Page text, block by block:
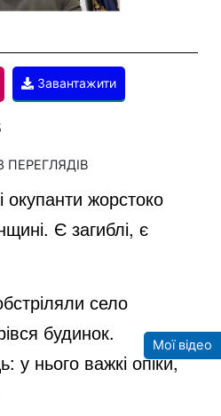
l
a
y
V
i
d
Завантажити
ПЕРЕГЛЯДІВ
окупанти жорстоко
Є загиблі, є
село
будинок.
у нього важкі опіки,
Мої відео